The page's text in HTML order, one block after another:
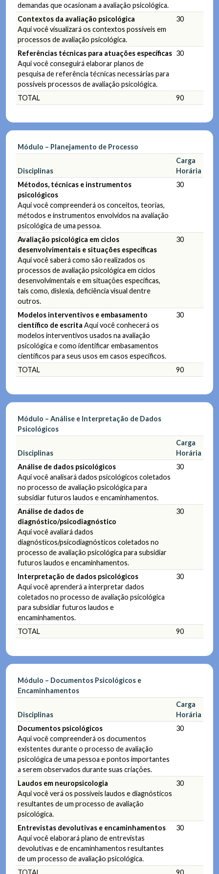
demandas que ocasionam a avaliação psicológica.
Contextos da avaliação psicológica
Aqui você visualizará os contextos possíveis em
processos de avaliação psicológica.
30
Referências técnicas para atuações específicas
Aqui você conseguirá elaborar planos de
pesquisa de referência técnicas necessárias para
possíveis processos de avaliação psicológica.
30
TOTAL 90
Módulo – Planejamento de Processo
Disciplinas
Carga
Horária
Métodos, técnicas e instrumentos
psicológicos
Aqui você compreenderá os conceitos, teorias,
métodos e instrumentos envolvidos na avaliação
psicológica de uma pessoa.
30
Avaliação psicológica em ciclos
desenvolvimentais e situações específicas
Aqui você saberá como são realizados os
processos de avaliação psicológica em ciclos
desenvolvimentais e em situações específicas,
tais como, dislexia, deficiência visual dentre
outros.
30
Modelos interventivos e embasamento
científico de escrita Aqui você conhecerá os
modelos interventivos usados na avaliação
psicológica e como identificar embasamentos
científicos para seus usos em casos específicos.
30
TOTAL 90
Módulo – Análise e Interpretação de Dados
Psicológicos
Disciplinas
Carga
Horária
Análise de dados psicológicos
Aqui você analisará dados psicológicos coletados
no processo de avaliação psicológica para
subsidiar futuros laudos e encaminhamentos.
30
Análise de dados de
diagnóstico/psicodiagnóstico
Aqui você avaliará dados
diagnósticos/psicodiagnósticos coletados no
processo de avaliação psicológica para subsidiar
futuros laudos e encaminhamentos.
30
Interpretação de dados psicológicos
Aqui você aprenderá a interpretar dados
coletados no processo de avaliação psicológica
para subsidiar futuros laudos e
encaminhamentos.
30
TOTAL 90
Módulo – Documentos Psicológicos e
Encaminhamentos
Disciplinas
Carga
Horária
Documentos psicológicos
Aqui você compreenderá os documentos
existentes durante o processo de avaliação
psicológica de uma pessoa e pontos importantes
a serem observados durante suas criações.
30
Laudos em neuropsicologia
Aqui você verá os possíveis laudos e diagnósticos
resultantes de um processo de avaliação
psicológica.
30
Entrevistas devolutivas e encaminhamentos
Aqui você elaborará plano de entrevistas
devolutivas e de encaminhamentos resultantes
de um processo de avaliação psicológica.
30
TOTAL 90